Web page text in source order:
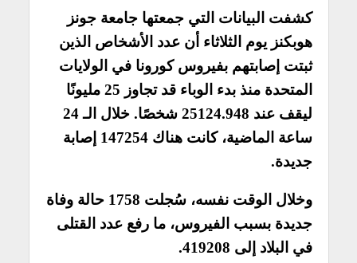
كشفت البيانات التي جمعتها جامعة جونز
هوبكنز يوم الثلاثاء أن عدد الأشخاص الذين
ثبتت إصابتهم بفيروس كورونا في الولايات
المتحدة منذ بدء الوباء قد تجاوز 25 مليونًا
ليقف عند 25124.948 شخصًا. خلال الـ 24
ساعة الماضية، كانت هناك 147254 إصابة
جديدة.
وخلال الوقت نفسه، سُجلت 1758 حالة وفاة
جديدة بسبب الفيروس، ما رفع عدد القتلى
في البلاد إلى 419208.